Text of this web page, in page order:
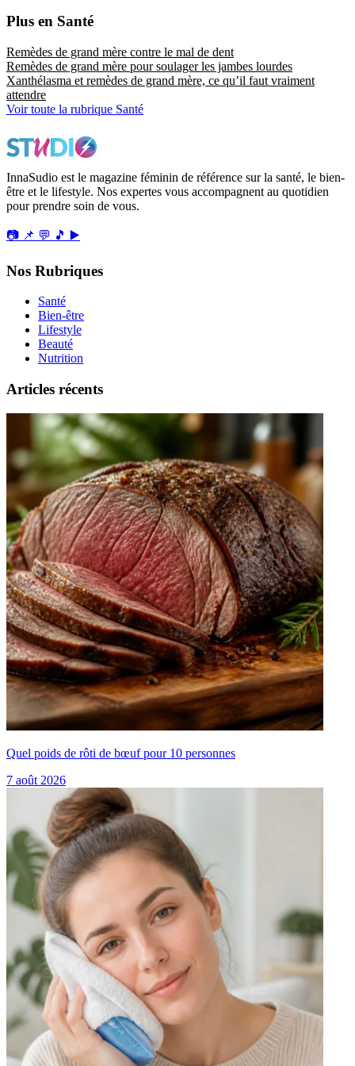
Plus en Santé
Remèdes de grand mère contre le mal de dent
Remèdes de grand mère pour soulager les jambes lourdes
Xanthélasma et remèdes de grand mère, ce qu’il faut vraiment
attendre
Voir toute la rubrique Santé
InnaSudio est le magazine féminin de référence sur la santé, le bien-
être et le lifestyle. Nos expertes vous accompagnent au quotidien
pour prendre soin de vous.
📷 📌 💬 🎵 ▶️
Nos Rubriques
Santé
Bien-être
Lifestyle
Beauté
Nutrition
Articles récents
Quel poids de rôti de bœuf pour 10 personnes
7 août 2026